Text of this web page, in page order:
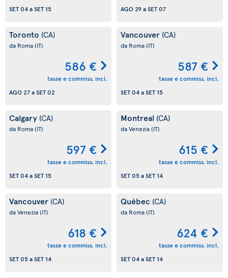
SET 04aSET 15
AGO 29aSET 07
Toronto (CA)
da Roma(IT)
586 €
tasse e commiss. incl.
AGO 27aSET 02
Vancouver (CA)
da Roma(IT)
587 €
tasse e commiss. incl.
SET 04aSET 15
Calgary (CA)
da Roma(IT)
597 €
tasse e commiss. incl.
SET 04aSET 15
Montreal (CA)
da Venezia(IT)
615 €
tasse e commiss. incl.
SET 05aSET 14
Vancouver (CA)
da Venezia(IT)
618 €
tasse e commiss. incl.
SET 05aSET 14
Québec (CA)
da Roma(IT)
624 €
tasse e commiss. incl.
SET 04aSET 14